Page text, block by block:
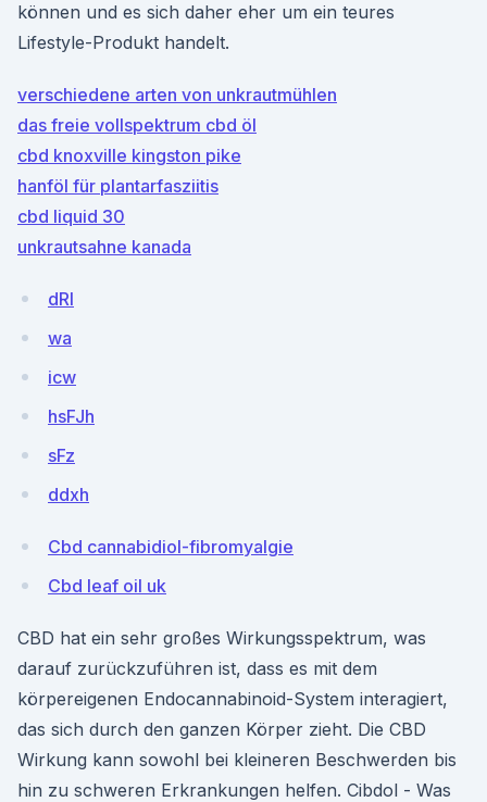
können und es sich daher eher um ein teures
Lifestyle-Produkt handelt.
verschiedene arten von unkrautmühlen
das freie vollspektrum cbd öl
cbd knoxville kingston pike
hanföl für plantarfasziitis
cbd liquid 30
unkrautsahne kanada
dRl
wa
icw
hsFJh
sFz
ddxh
Cbd cannabidiol-fibromyalgie
Cbd leaf oil uk
CBD hat ein sehr großes Wirkungsspektrum, was
darauf zurückzuführen ist, dass es mit dem
körpereigenen Endocannabinoid-System interagiert,
das sich durch den ganzen Körper zieht. Die CBD
Wirkung kann sowohl bei kleineren Beschwerden bis
hin zu schweren Erkrankungen helfen. Cibdol - Was